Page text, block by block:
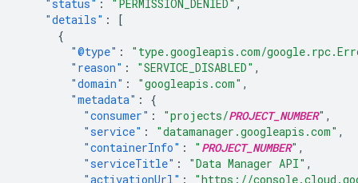
"status" : "PERMISSION_DENIED" ,
"details" :
[
{
"@type" :
"type.googleapis.com/
"reason" : "SERVICE_DISABLED" ,
"domain" : "googleapis.com" ,
"metadata" :
{
"consumer" : "projects/PROJECT_NUMBER" ,
"service" : "datamanager.googleapis.com" ,
"containerInfo" : " PROJECT_NUMBER" ,
"serviceTitle" : "Data Manager API" ,
"activationUrl" :
"https://